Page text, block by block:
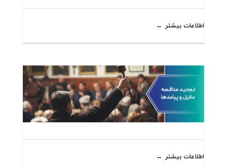
اطلاعات بیشتر
اطلاعات بیشتر